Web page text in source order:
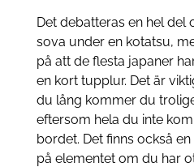
Det debatteras en hel del
sova under en kotatsu,
på att de flesta japaner
en kort tupplur. Det är
du lång kommer du
eftersom hela du inte
bordet. Det finns också
på elementet om du har